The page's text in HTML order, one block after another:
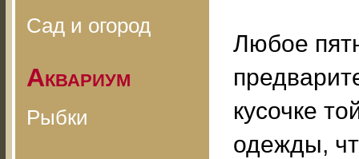
Сад и огород
Аквариум
Рыбки
Любое
кусочке
одежды,